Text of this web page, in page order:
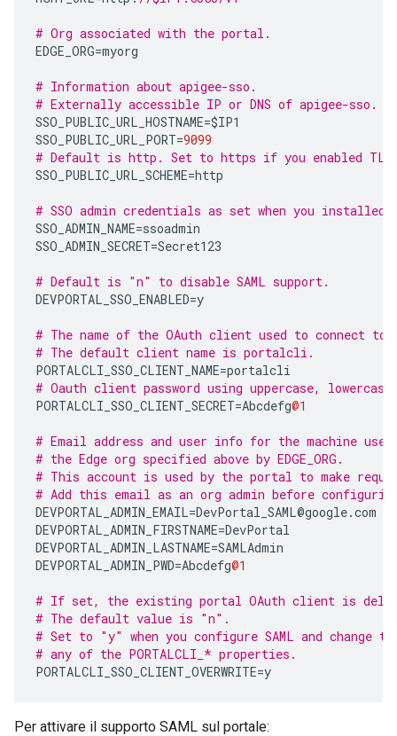
# Org associated with the portal.
EDGE_ORG=myorg
# Information about apigee-sso.
# Externally accessible IP or DNS of apigee-sso.
SSO_PUBLIC_URL_HOSTNAME=$IP1
SSO_PUBLIC_URL_PORT=9099
# Default is http. Set to https if you enabled TLS
SSO_PUBLIC_URL_SCHEME=http
# SSO admin credentials as set when you installed
SSO_ADMIN_NAME=ssoadmin
SSO_ADMIN_SECRET=Secret123
# Default is "n" to disable SAML support.
DEVPORTAL_SSO_ENABLED=y
# The name of the OAuth client used to connect to
# The default client name is portalcli.
PORTALCLI_SSO_CLIENT_NAME=portalcli
# Oauth client password using uppercase,
PORTALCLI_SSO_CLIENT_SECRET=Abcdefg@1
# Email address and user info for the machine
# the Edge org specified above by EDGE_ORG.
# This account is used by the portal to make
# Add this email as an org admin before
DEVPORTAL_ADMIN_EMAIL=DevPortal_SAML@google.com
DEVPORTAL_ADMIN_FIRSTNAME=DevPortal
DEVPORTAL_ADMIN_LASTNAME=SAMLAdmin
DEVPORTAL_ADMIN_PWD=Abcdefg@1
# If set, the existing portal OAuth client is
# The default value is "n".
# Set to "y" when you configure SAML and change
# any of the PORTALCLI_* properties.
PORTALCLI_SSO_CLIENT_OVERWRITE=y
Per attivare il supporto SAML sul portale: